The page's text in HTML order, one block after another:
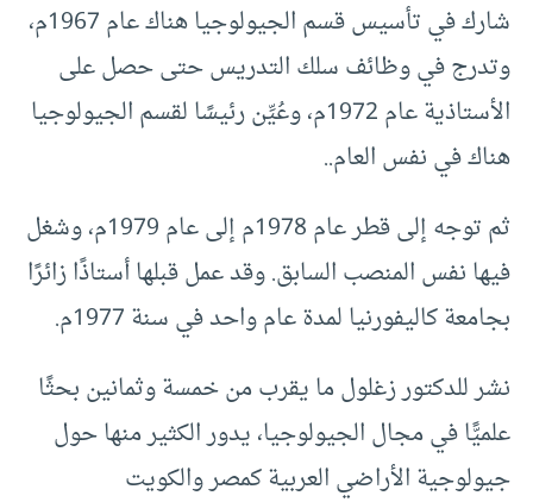
شارك في تأسيس قسم الجيولوجيا هناك عام 1967م،
وتدرج في وظائف سلك التدريس حتى حصل على
الأستاذية عام 1972م، وعُيِّن رئيسًا لقسم الجيولوجيا
هناك في نفس العام..
ثم توجه إلى قطر عام 1978م إلى عام 1979م، وشغل
فيها نفس المنصب السابق. وقد عمل قبلها أستاذًا زائرًا
بجامعة كاليفورنيا لمدة عام واحد في سنة 1977م.
نشر للدكتور زغلول ما يقرب من خمسة وثمانين بحثًا
علميًّا في مجال الجيولوجيا، يدور الكثير منها حول
جيولوجية الأراضي العربية كمصر والكويت